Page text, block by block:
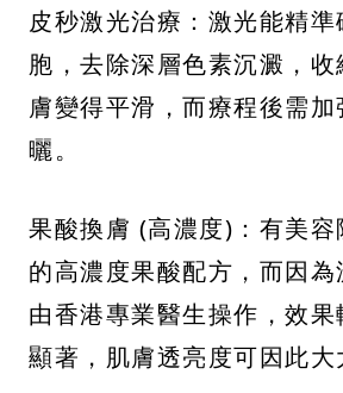
皮秒激光治療：激光能精
胞，去除深層色素沉澱，
膚變得平滑，而療程後需
曬。
果酸換膚 (高濃度)：有美容
的高濃度果酸配方，而因
由香港專業醫生操作，效
顯著，肌膚透亮度可因此大